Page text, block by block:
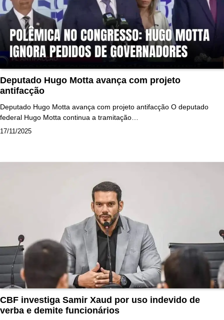
Deputado Hugo Motta avança com projeto
antifacção
Deputado Hugo Motta avança com projeto antifacção O deputado
federal Hugo Motta continua a tramitação…
17/11/2025
CBF investiga Samir Xaud por uso indevido de
verba e demite funcionários